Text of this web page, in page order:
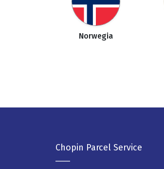
Norwegia
Chopin Parcel Service